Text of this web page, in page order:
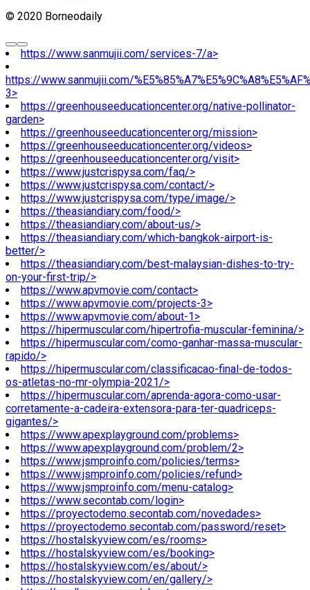
© 2020 Borneodaily
https://www.sanmujii.com/services-7/a>
https://www.sanmujii.com/
3>
https://greenhouseeducationcenter.org/native-pollinator-
garden>
https://greenhouseeducationcenter.org/mission>
https://greenhouseeducationcenter.org/videos>
https://greenhouseeducationcenter.org/visit>
https://www.justcrispysa.com/faq/>
https://www.justcrispysa.com/contact/>
https://www.justcrispysa.com/type/image/>
https://theasiandiary.com/food/>
https://theasiandiary.com/about-us/>
https://theasiandiary.com/which-bangkok-airport-is-
better/>
https://theasiandiary.com/best-malaysian-dishes-to-try-
on-your-first-trip/>
https://www.apvmovie.com/contact>
https://www.apvmovie.com/projects-3>
https://www.apvmovie.com/about-1>
https://hipermuscular.com/hipertrofia-muscular-feminina/>
https://hipermuscular.com/como-ganhar-massa-muscular-
rapido/>
https://hipermuscular.com/classificacao-final-de-todos-
os-atletas-no-mr-olympia-2021/>
https://hipermuscular.com/aprenda-agora-como-usar-
corretamente-a-cadeira-extensora-para-ter-quadriceps-
gigantes/>
https://www.apexplayground.com/problems>
https://www.apexplayground.com/problem/2>
https://www.jsmproinfo.com/policies/terms>
https://www.jsmproinfo.com/policies/refund>
https://www.jsmproinfo.com/menu-catalog>
https://www.secontab.com/login>
https://proyectodemo.secontab.com/novedades>
https://proyectodemo.secontab.com/password/reset>
https://hostalskyview.com/es/rooms>
https://hostalskyview.com/es/booking>
https://hostalskyview.com/es/about/>
https://hostalskyview.com/en/gallery/>